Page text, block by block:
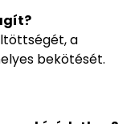
a
bekötését.